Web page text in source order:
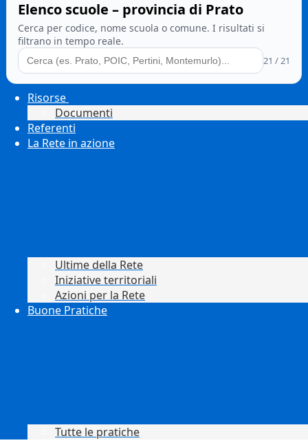
Risorse
Documenti
Referenti
La Rete in azione
Ultime della Rete
Iniziative territoriali
Azioni per la Rete
Buone Pratiche
Tutte le pratiche
Elenco scuole – provincia di Prato
Cerca per codice, nome scuola o comune. I risultati si
filtrano in tempo reale.
21 / 21